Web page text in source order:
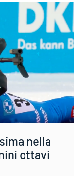
nella
ottavi